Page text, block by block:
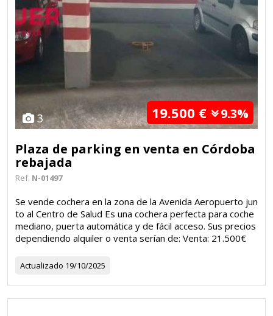
3 19.500 € 9.3%
Plaza de parking en venta en Córdoba
rebajada
Ref. N-01497
Se vende cochera en la zona de la Avenida Aeropuerto jun
to al Centro de Salud Es una cochera perfecta para coche
mediano, puerta automática y de fácil acceso. Sus precios
dependiendo alquiler o venta serían de: Venta: 21.500€
Actualizado 19/10/2025